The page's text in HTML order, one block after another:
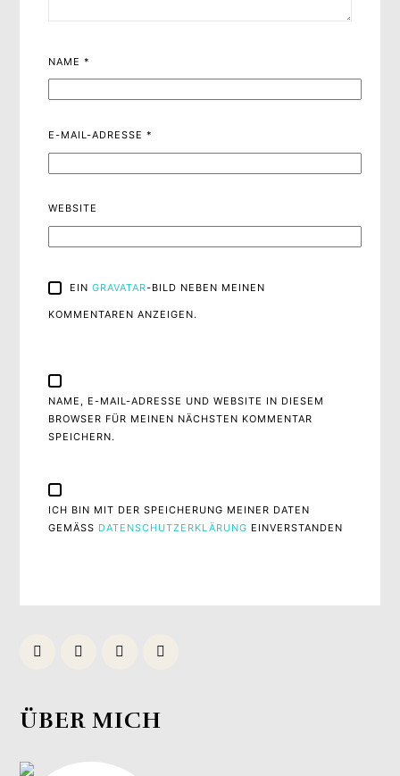
NAME*
E-MAIL-ADRESSE*
WEBSITE
EIN GRAVATAR-BILD NEBEN MEINEN
KOMMENTAREN ANZEIGEN.
NAME, E-MAIL-ADRESSE UND WEBSITE IN DIESEM
BROWSER FÜR MEINEN NÄCHSTEN KOMMENTAR
SPEICHERN.
ICH BIN MIT DER SPEICHERUNG MEINER DATEN
GEMÄSS DATENSCHUTZERKLÄRUNG EINVERSTANDEN
ÜBER MICH